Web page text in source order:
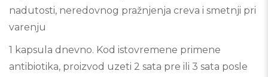
nadutosti, neredovnog pražnjenja creva i smetnji pri
varenju
1 kapsula dnevno. Kod istovremene primene
antibiotika, proizvod uzeti 2 sata pre ili 3 sata posle